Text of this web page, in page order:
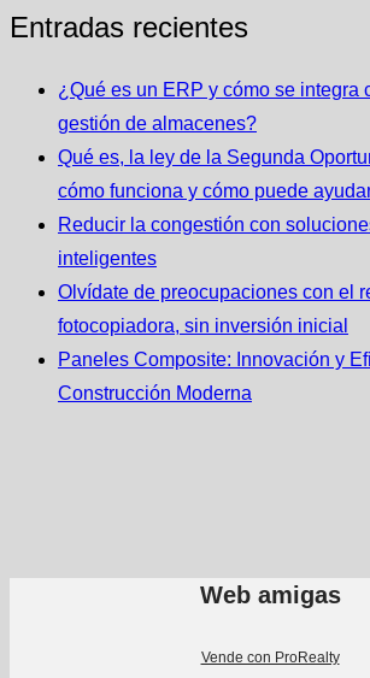
Entradas recientes
¿Qué es un ERP y cómo se integra
gestión de almacenes?
Qué es, la ley de la Segunda
cómo funciona y cómo puede
Reducir la congestión con
inteligentes
Olvídate de preocupaciones con el
fotocopiadora, sin inversión inicial
Paneles Composite: Innovación y
Construcción Moderna
Web amigas
Vende con ProRealty